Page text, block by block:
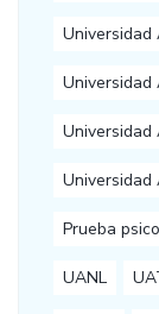
Universidad
Universidad
Universidad
Universidad
Prueba
UANL